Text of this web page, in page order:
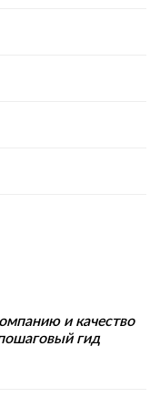
и качество
гид